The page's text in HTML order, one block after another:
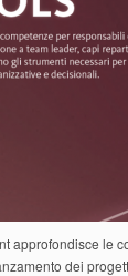
approfondisce le
dei